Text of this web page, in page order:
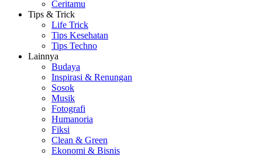
Ceritamu
Tips & Trick
Life Trick
Tips Kesehatan
Tips Techno
Lainnya
Budaya
Inspirasi & Renungan
Sosok
Musik
Fotografi
Humanoria
Fiksi
Clean & Green
Ekonomi & Bisnis